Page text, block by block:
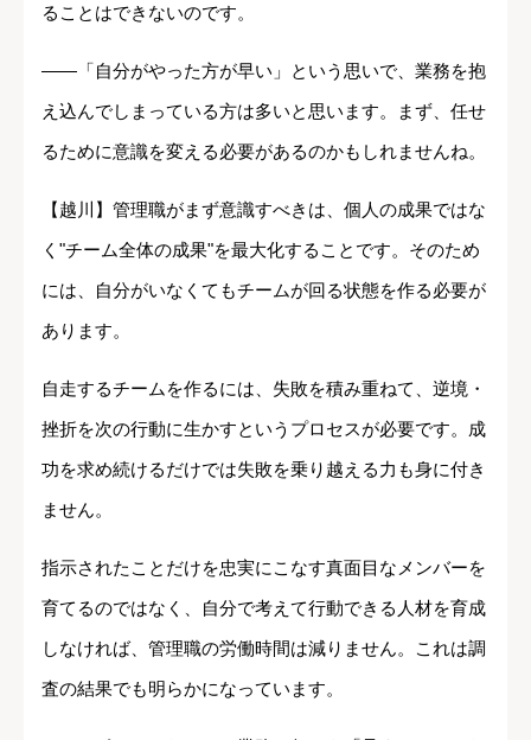
ることはできないのです。
――「自分がやった方が早い」という思いで、業務を抱
え込んでしまっている方は多いと思います。まず、任せ
るために意識を変える必要があるのかもしれませんね。
【越川】管理職がまず意識すべきは、個人の成果ではな
く"チーム全体の成果"を最大化することです。そのため
には、自分がいなくてもチームが回る状態を作る必要が
あります。
自走するチームを作るには、失敗を積み重ねて、逆境・
挫折を次の行動に生かすというプロセスが必要です。成
功を求め続けるだけでは失敗を乗り越える力も身に付き
ません。
指示されたことだけを忠実にこなす真面目なメンバーを
育てるのではなく、自分で考えて行動できる人材を育成
しなければ、管理職の労働時間は減りません。これは調
査の結果でも明らかになっています。